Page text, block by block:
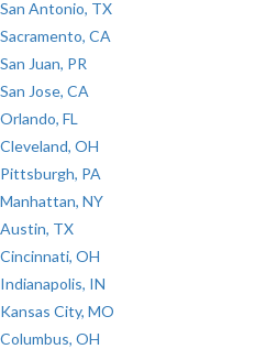
Antonio, TX
CA
Juan, PR
Jose, CA
FL
OH
PA
NY
TX
OH
IN
City, MO
OH